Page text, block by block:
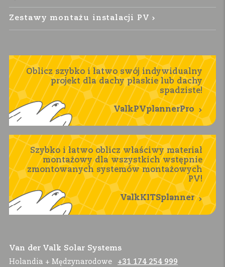
Zestawy montażu instalacji PV
Oblicz szybko i łatwo swój indywidualny
projekt dla dachy płaskie lub dachy
spadziste!
ValkPVplannerPro
Szybko i łatwo oblicz właściwy materiał
montażowy dla wszystkich wstępnie
zmontowanych systemów montażowych
PV!
ValkKITSplanner
Van der Valk Solar Systems
Holandia + Mędzynarodowe
+31 174 254 999